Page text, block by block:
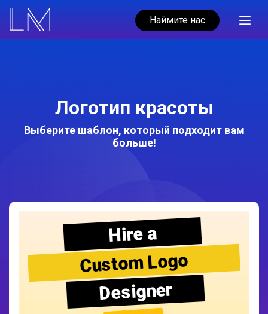
Наймите нас
Логотип красоты
Выберите шаблон, который подходит вам
больше!
Hire a
Custom Logo
Designer